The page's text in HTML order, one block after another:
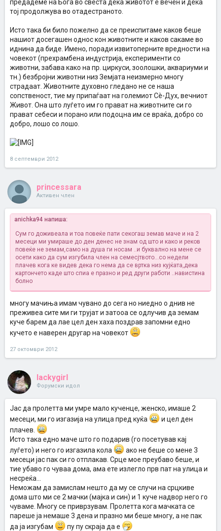
предадеме на Бога во свеста дека животот е вечен и дека
тој продолжува во отадестраното.
Исто така би било пожелно да се преиспитаме каков беше
нашиот досегашен однос кон животните и каков сакаме во
иднина да биде. Имено, поради извитоперните вредности на
човекот (прехрамбена индустрија, експерименти со
животни, забава како на пр. циркуси, зоолошки, аквариуми и
тн.) безбројни животни низ Земјата неизмерно многу
страдаат. Животните духовно гледано не се наша
сопственост, тие му припаѓаат на големиот Сè-Дух, вечниот
Живот. Она што луѓето им го прават на животните си го
прават себеси и порано или подоцна им се враќа, добро со
добро, лошо со лошо.
8 септември 2012
princessara
Активен член
anichka94 напиша:
Сум го доживеала и тоа повеќе пати секогаш земав маче и на 2
месеци ми умираше до ден денес не знам од што и како и реков
повеќе не земам,само на душа ги носам ..и буквално на мене се
осети како да сум изгубила член на семесјтвото...со недели
плачев кога ке видев дека го нема да се вртка низ кујќата,дека
картончето каде што спиа е празно и ред други работи ..навистина
болно
многу мачиња имам чувано до сега но ниедно о днив не
преживеа сите ми ги трујат и затооа се одлучив да земам
куче барем да лае цел ден хаха поздрав запомни едно
кучето е наверен другар на човекот
27 октомври 2012
lackygirl
Форумски идол
Јас да пролетта ми умре мало кученце, женско, имаше 2
месеци, ми го изгазија на улица пред куќа
и цел ден
плачев.
Исто така едно маче што го подарив (го посетував кај
луѓето) и него го изгазила кола
ако не беше со мене 3
месеци јас пак си го отплакав. Срце мое преубаво беше, и
тие убаво го чуваа дома, ама ете излегло прв пат на улица и
несреќа...
Неможам да замислам нешто да му се случи на срцкиве
дома што ми се 2 мачки (мајка и син) и 1 куче надвор него го
чуваме. Многу се приврзувам. Пролетта кога мачката се
пареше ја немаше 3 дена и празно ми беше многу, а не пак
да ја изгубам
пу пу скраја да е